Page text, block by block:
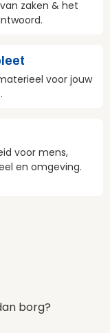
zaken & het
voor jouw
voor mens,
en omgeving.
borg?